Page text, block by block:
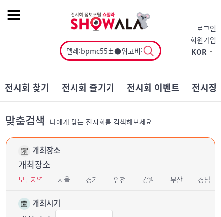
로그인
회원가입
KOR
전시회 찾기 전시회 즐기기 전시회 이벤트 전시장
맞춤검색 나에게 맞는 전시회를 검색해보세요
개최장소
개최장소
모든지역 서울 경기 인천 강원 부산 경남
개최시기